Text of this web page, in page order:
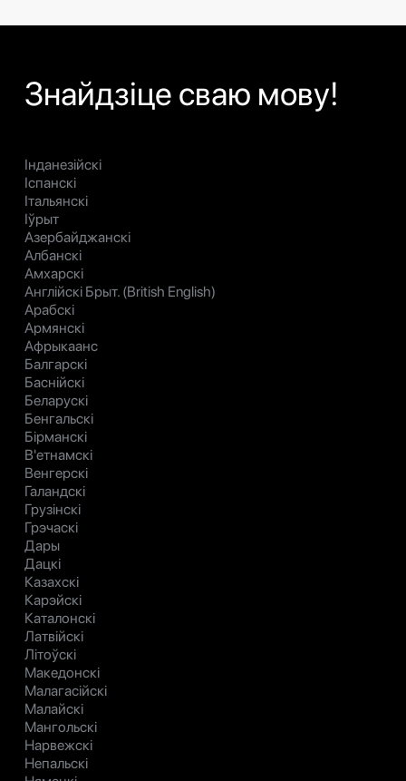
Знайдзіце сваю мову!
Інданезійскі
Іспанскі
Італьянскі
Іўрыт
Азербайджанскі
Албанскі
Амхарскі
Англійскі Брыт. (British English)
Арабскі
Армянскі
Афрыкаанс
Балгарскі
Баснійскі
Беларускі
Бенгальскі
Бірманскі
В'етнамскі
Венгерскі
Галандскі
Грузінскі
Грэчаскі
Дары
Дацкі
Казахскі
Карэйскі
Каталонскі
Латвійскі
Літоўскі
Македонскі
Малагасійскі
Малайскі
Мангольскі
Нарвежскі
Непальскі